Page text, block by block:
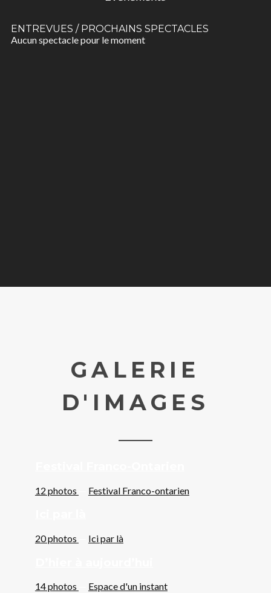
ENTREVUES / PROCHAINS SPECTACLES
Aucun spectacle pour le moment
GALERIE
D'IMAGES
12 photos Festival Franco-ontarien
20 photos Ici par là
14 photos Espace d'un instant